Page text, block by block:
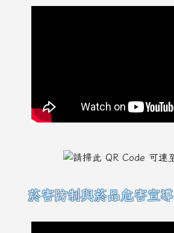
菸害防制與菸品危害宣導